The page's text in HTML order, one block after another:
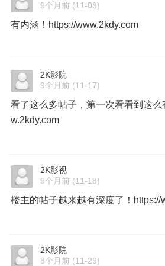
9个月前 (11-08)
有内涵！https://www.2kdy.com
2K影院
9个月前 (11-17)
看了这么多帖子，第一次看看到这
w.2kdy.com
2K影视
9个月前 (11-18)
楼主的帖子越来越有深度了！https://
2K影院
8个月前 (11-29)